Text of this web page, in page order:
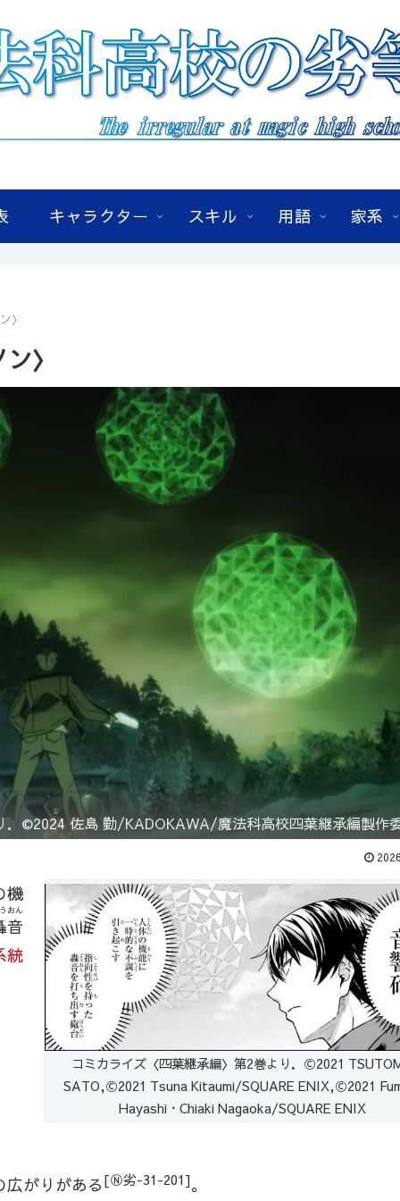
キャラクター スキル 用語 家系
〉
〉
．©2024 佐島 勤/KADOKAWA/魔法科高校四葉継承編製作
機
音
おん
統
コミカライズ〈四葉継承編〉第2巻より．Ⓒ2021
SATO,Ⓒ2021 Tsuna Kitaumi/SQUARE ENIX,Ⓒ2021
Hayashi・Chiaki Nagaoka/SQUARE ENIX
がりがある[Ⓝ劣-31-201]。